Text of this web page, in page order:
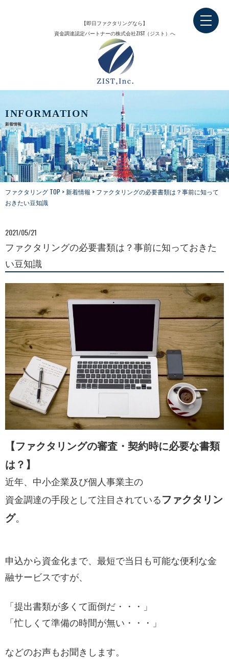
【即日ファクタリングなら】
資金調達認定パートナーの株式会社ZIST（ジスト）へ
INFORMATION
新着情報
ファクタリング TOP >新着情報 > ファクタリングの必要書類は？事前に知って
おきたい豆知識
2021/05/21
ファクタリングの必要書類は？事前に知っておきた
い豆知識
【ファクタリングの審査・契約時に必要な書類
は？】
近年、中小企業及び個人事業主の
資金調達の手段として注目されている ファクタリン
グ。
申込から資金化まで、最短で当日も可能な便利な金
融サービスですが、
「提出書類が多くて面倒だ・・・」
「忙しくて準備の時間が無い・・・」
などのお声もお聞きします。